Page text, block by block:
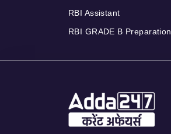
RBI Assistant
RBI GRADE B Preparation